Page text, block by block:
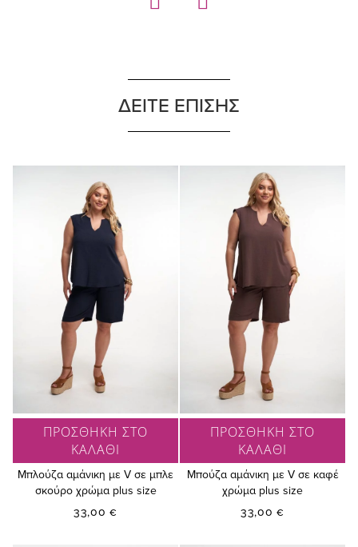
ΠΡΟΣΘΗΚΗ ΣΤΟ
ΚΑΛΑΘΙ
Μπλούζα αμάνικη με V σε μπλε
σκούρο χρώμα plus size
33,00 €
ΠΡΟΣΘΗΚΗ ΣΤΟ
ΚΑΛΑΘΙ
Μπούζα αμάνικη με V σε καφέ
χρώμα plus size
33,00 €
ΔΕΙΤΕ ΕΠΙΣΗΣ